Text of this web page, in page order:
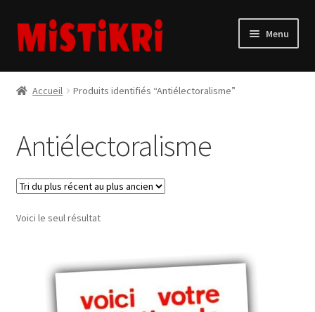
Aller
à
Aller
au
Menu
Accueil
Blog
FAQ
Mon compte
Accueil Produits identifiés “Antiélectoralisme”
Antiélectoralisme
Voici le seul résultat